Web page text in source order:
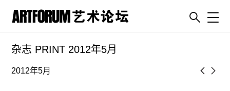
artguide
新闻
杂志 PRINT 2012年5月
2012年5月